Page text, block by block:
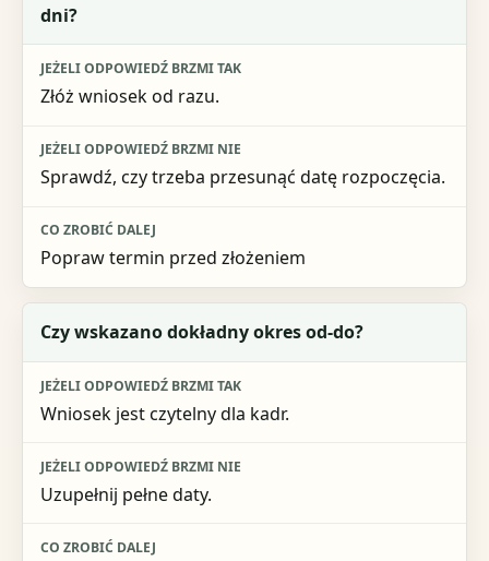
Jeżeli odpowiedź brzmi nie
Co zrobić dalej
dni?
Złóż wniosek od razu.
Sprawdź, czy trzeba przesunąć datę rozpoczęcia.
Popraw termin przed złożeniem
Czy wskazano dokładny okres od-do?
Wniosek jest czytelny dla kadr.
Uzupełnij pełne daty.